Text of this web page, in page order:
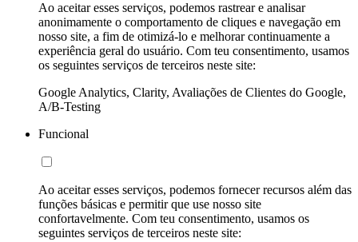
Ao aceitar esses serviços, podemos rastrear e analisar
anonimamente o comportamento de cliques e navegação em
nosso site, a fim de otimizá-lo e melhorar continuamente a
experiência geral do usuário. Com teu consentimento, usamos
os seguintes serviços de terceiros neste site:
Google Analytics, Clarity, Avaliações de Clientes do Google,
A/B-Testing
Funcional
Ao aceitar esses serviços, podemos fornecer recursos além das
funções básicas e permitir que use nosso site
confortavelmente. Com teu consentimento, usamos os
seguintes serviços de terceiros neste site: